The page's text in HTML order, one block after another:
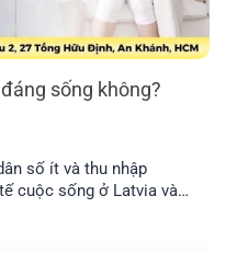
sống không?
số ít và thu nhập
cuộc sống ở Latvia và